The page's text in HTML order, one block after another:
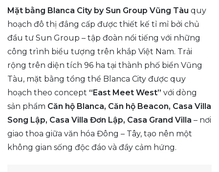
Mặt bằng Blanca City by Sun Group Vũng Tàu quy
hoạch đô thị đẳng cấp được thiết kế tỉ mỉ bởi chủ
đầu tư Sun Group – tập đoàn nổi tiếng với những
công trình biểu tượng trên khắp Việt Nam. Trải
rộng trên diện tích 96 ha tại thành phố biển Vũng
Tàu, mặt bằng tổng thể Blanca City được quy
hoạch theo concept “East Meet West” với dòng
sản phẩm Căn hộ Blanca, Căn hộ Beacon, Casa Villa
Song Lập, Casa Villa Đơn Lập, Casa Grand Villa – nơi
giao thoa giữa văn hóa Đông – Tây, tạo nên một
không gian sống độc đáo và đầy cảm hứng.